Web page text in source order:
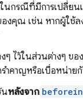
ในกรณีที่มีการเปลี่ย
งคุณ เช่น หากผู้ใช้ล
ๆ ไว้ในส่วนต่างๆ ขอ
ำคาญหรือเบื่อหน่าย
นหลังจาก